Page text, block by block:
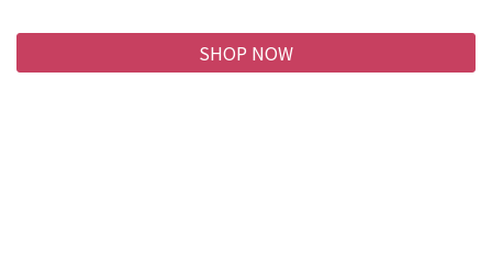
SHOP NOW